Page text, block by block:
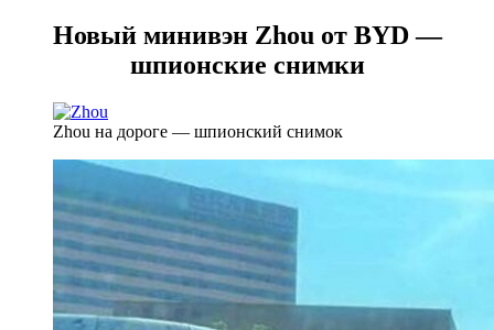
Новый минивэн Zhou от BYD —
шпионские снимки
Zhou на дороге — шпионский снимок